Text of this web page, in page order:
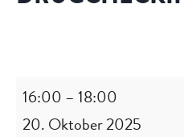
16:00 – 18:00
20. Oktober 2025